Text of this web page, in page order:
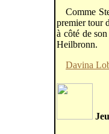
Comme
premier tour
à côté de
Heilbronn.
Davina